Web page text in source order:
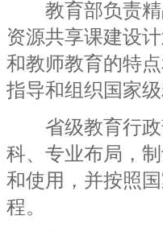
教育部负责精
资源共享课建设
和教师教育的特
指导和组织国家
省级教育行政
科、专业布局，
和使用，并按照
程。